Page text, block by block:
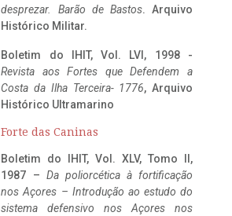
desprezar. Barão de Bastos. Arquivo
Histórico Militar.
Boletim do IHIT, Vol. LVI, 1998 -
Revista aos Fortes que Defendem a
Costa da Ilha Terceira- 1776, Arquivo
Histórico Ultramarino
Forte das Caninas
Boletim do IHIT, Vol. XLV, Tomo II,
1987 – Da poliorcética à fortificação
nos Açores – Introdução ao estudo do
sistema defensivo nos Açores nos